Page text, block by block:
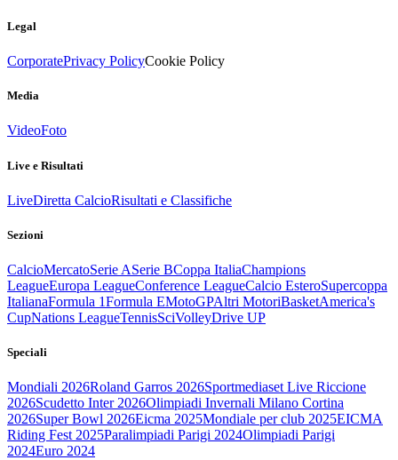
Legal
CorporatePrivacy PolicyCookie Policy
Media
VideoFoto
Live e Risultati
LiveDiretta CalcioRisultati e Classifiche
Sezioni
CalcioMercatoSerie ASerie BCoppa ItaliaChampions
LeagueEuropa LeagueConference LeagueCalcio EsteroSupercoppa
ItalianaFormula 1Formula EMotoGPAltri MotoriBasketAmerica's
CupNations LeagueTennisSciVolleyDrive UP
Speciali
Mondiali 2026Roland Garros 2026Sportmediaset Live Riccione
2026Scudetto Inter 2026Olimpiadi Invernali Milano Cortina
2026Super Bowl 2026Eicma 2025Mondiale per club 2025EICMA
Riding Fest 2025Paralimpiadi Parigi 2024Olimpiadi Parigi
2024Euro 2024